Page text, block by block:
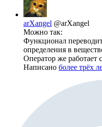
arXangel @arXangel
Можно так:
Функционал
определения в
Оператор же работает
Написано более трёх